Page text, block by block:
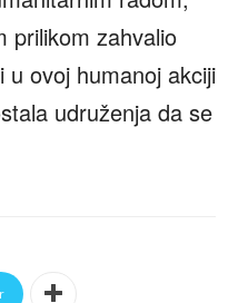
prilikom zahvalio
ovoj humanoj akciji
udruženja da se